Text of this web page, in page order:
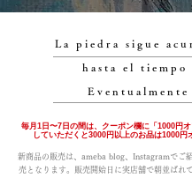
La piedra sigue
hasta el tiempo
毎月1日〜7日の間は、クーポン欄に「1000円
していただくと3000円以上のお品は1000円
新商品の販売は、ameba blog、Instagramでご
売となります。販売開始日に実店舗で朝並ばれ